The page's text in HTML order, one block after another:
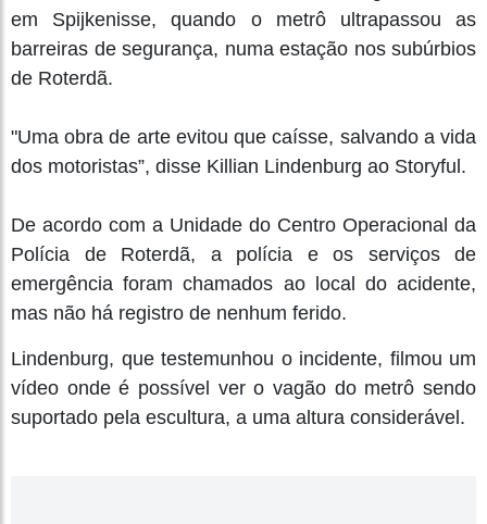
em Spijkenisse, quando o metrô ultrapassou as
barreiras de segurança, numa estação nos subúrbios
de Roterdã.
"Uma obra de arte evitou que caísse, salvando a vida
dos motoristas”, disse Killian Lindenburg ao Storyful.
De acordo com a Unidade do Centro Operacional da
Polícia de Roterdã, a polícia e os serviços de
emergência foram chamados ao local do acidente,
mas não há registro de nenhum ferido.
Lindenburg, que testemunhou o incidente, filmou um
vídeo onde é possível ver o vagão do metrô sendo
suportado pela escultura, a uma altura considerável.